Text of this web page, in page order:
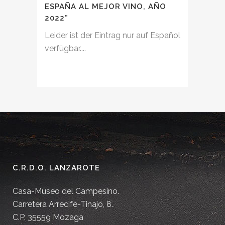
ESPAÑA AL MEJOR VINO, AÑO
2022”
Leider ist der Eintrag nur auf Español
verfügbar....
C.R.D.O. LANZAROTE
Casa-Museo del Campesino.
Carretera Arrecife-Tinajo, 8.
C.P. 35559 Mozaga